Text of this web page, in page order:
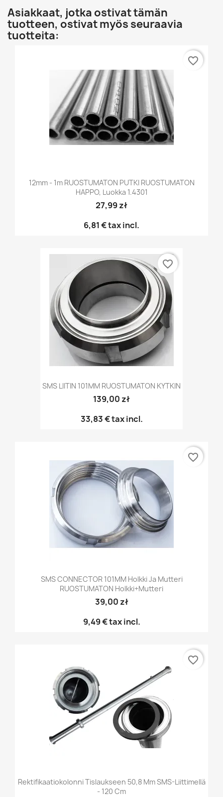
Asiakkaat, jotka ostivat tämän
tuotteen, ostivat myös seuraavia
tuotteita:
12mm - 1m RUOSTUMATON PUTKI RUOSTUMATON
HAPPO, Luokka 1.4301
27,99 zł
6,81 €tax incl.
favorite_border
SMS LIITIN 101MM RUOSTUMATON KYTKIN
139,00 zł
33,83 €tax incl.
favorite_border
SMS CONNECTOR 101MM Holkki Ja Mutteri
RUOSTUMATON Holkki+mutteri
39,00 zł
9,49 €tax incl.
favorite_border
Rektifikaatiokolonni Tislaukseen 50,8 Mm SMS-Liittimellä
- 120 Cm
favorite_border